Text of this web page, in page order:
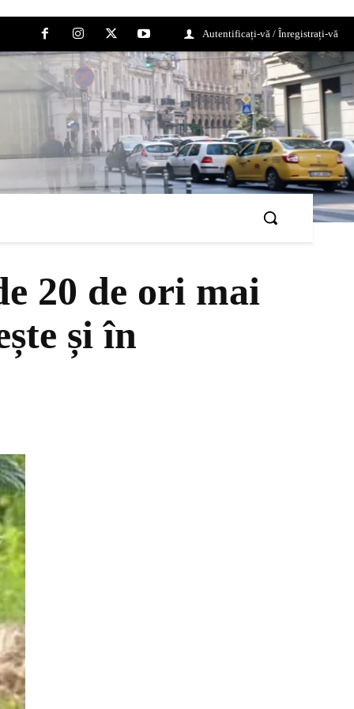
Autentificați-vă / Înregistrați-vă
20 de ori mai
și în